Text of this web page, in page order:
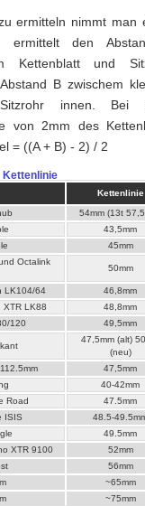
ermitteln nimmt man
ermittelt den
Kettenblatt und
B zwischem
innen. Bei
von 2mm des
= ((A + B) - 2) / 2
Kettenlinie
Kettenlinie
54mm (13t
43,5mm
45mm
Octalink
50mm
LK104/64
46,8mm
XTR LK88
48,8mm
120
49,5mm
47,5mm (alt)
(neu)
47,5mm
40-42mm
Road
47.5mm
ISIS
48.5-
49.5mm
XTR 9100
52mm
56mm
~65mm
~75mm